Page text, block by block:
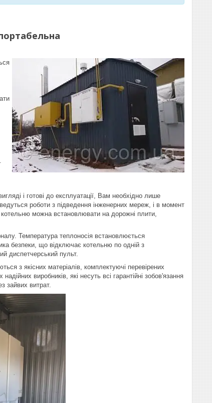
і готові до експлуатації, Вам необхідно лише
роботи з підведення інженерних мереж, і в момент
котельню можна встановлювати на дорожні плити,
Температура теплоносія встановлюється
безпеки, що відключає котельню по одній з
диспетчерський пульт.
з якісних матеріалів, комплектуючі перевірених
виробників, які несуть всі гарантійні зобов'язання
зайвих витрат.